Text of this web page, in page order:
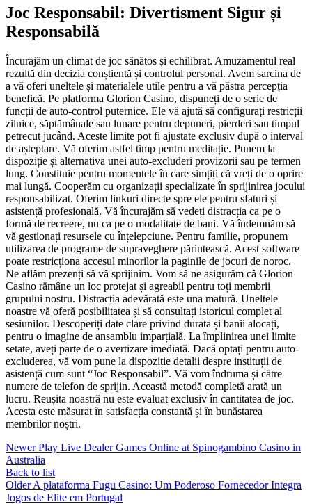
Joc Responsabil: Divertisment Sigur și
Responsabilă
Încurajăm un climat de joc sănătos și echilibrat. Amuzamentul real
rezultă din decizia conștientă și controlul personal. Avem sarcina de
a vă oferi uneltele și materialele utile pentru a vă păstra percepția
benefică. Pe platforma Glorion Casino, dispuneți de o serie de
funcții de auto-control puternice. Ele vă ajută să configurați restricții
zilnice, săptămânale sau lunare pentru depuneri, pierderi sau timpul
petrecut jucând. Aceste limite pot fi ajustate exclusiv după o interval
de așteptare. Vă oferim astfel timp pentru meditație. Punem la
dispoziție și alternativa unei auto-excluderi provizorii sau pe termen
lung. Constituie pentru momentele în care simțiți că vreți de o oprire
mai lungă. Cooperăm cu organizații specializate în sprijinirea jocului
responsabilizat. Oferim linkuri directe spre ele pentru sfaturi și
asistență profesională. Vă încurajăm să vedeți distracția ca pe o
formă de recreere, nu ca pe o modalitate de bani. Vă îndemnăm să
vă gestionați resursele cu înțelepciune. Pentru familie, propunem
utilizarea de programe de supraveghere părintească. Acest software
poate restricționa accesul minorilor la paginile de jocuri de noroc.
Ne aflăm prezenți să vă sprijinim. Vom să ne asigurăm că Glorion
Casino rămâne un loc protejat și agreabil pentru toți membrii
grupului nostru. Distracția adevărată este una matură. Uneltele
noastre vă oferă posibilitatea și să consultați istoricul complet al
sesiunilor. Descoperiți date clare privind durata și banii alocați,
pentru o imagine de ansamblu imparțială. La împlinirea unei limite
setate, aveți parte de o avertizare imediată. Dacă optați pentru auto-
excluderea, vă vom pune la dispoziție detalii despre instituții de
asistență cum sunt “Joc Responsabil”. Vă vom îndruma și către
numere de telefon de sprijin. Această metodă completă arată un
lucru. Reușita noastră nu este evaluat exclusiv în cantitatea de joc.
Acesta este măsurat în satisfacția constantă și în bunăstarea
membrilor noștri.
Newer Play Live Dealer Games Online at Spinogambino Casino in
Australia
Back to list
Older A plataforma Fugu Casino: Um Poderoso Fornecedor Integra
Jogos de Elite em Portugal